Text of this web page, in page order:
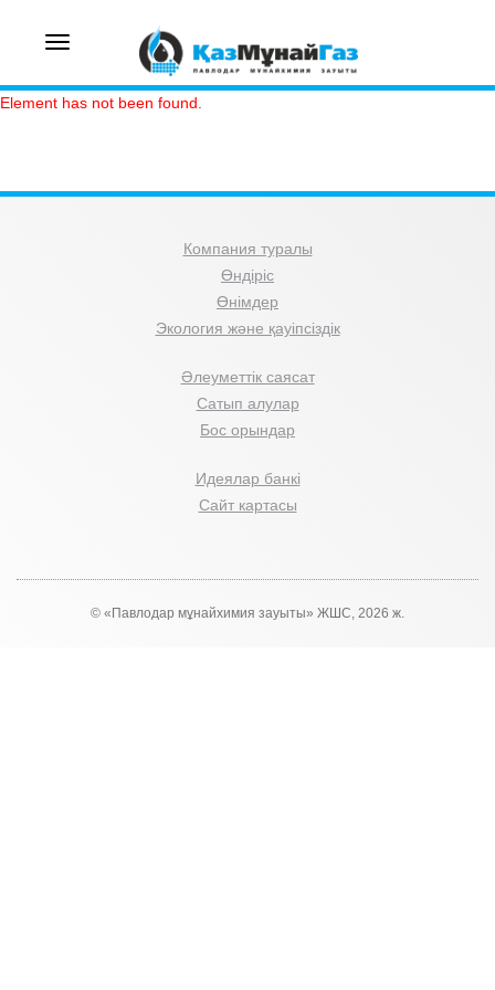
Toggle
Element has not been found.
Компания туралы
Өндіріс
Өнімдер
Экология және қауіпсіздік
Әлеуметтік саясат
Сатып алулар
Бос орындар
Идеялар банкі
Сайт картасы
© «Павлодар мұнайхимия зауыты» ЖШС, 2026 ж.